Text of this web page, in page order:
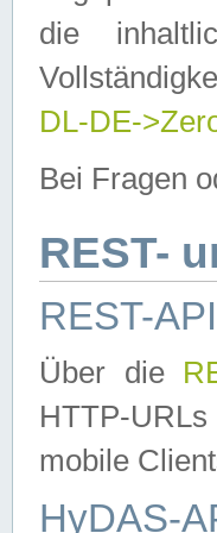
die
DL-DE-
Bei Fragen
REST-
REST-API
Über die
HTTP-
mobile
HyDAS-